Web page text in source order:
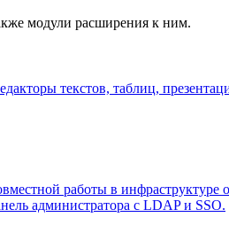
модули расширения к ним.
текстов, таблиц,
работы в инфраструктуре
администратора с LDAP и SSO.